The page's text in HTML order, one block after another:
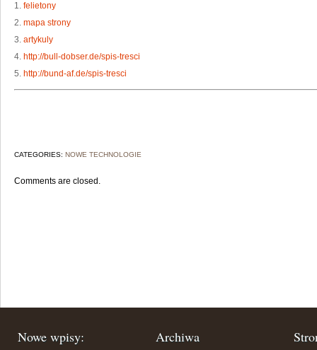
1. felietony
2. mapa strony
3. artykuly
4. http://bull-dobser.de/spis-tresci
5. http://bund-af.de/spis-tresci
CATEGORIES: NOWE TECHNOLOGIE
Comments are closed.
Nowe wpisy: Archiwa